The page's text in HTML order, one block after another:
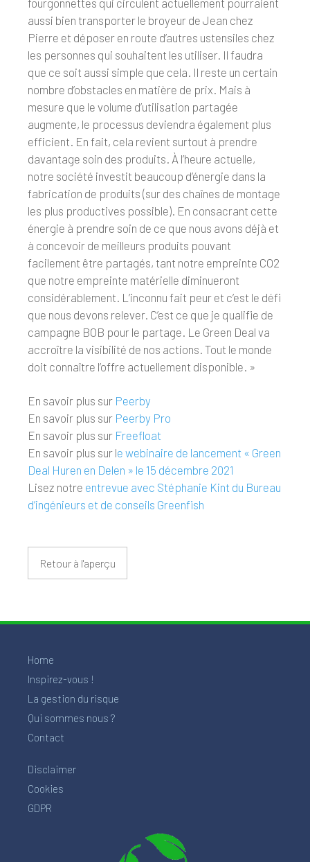
fourgonnettes qui circulent actuellement pourraient
aussi bien transporter le broyeur de Jean chez
Pierre et déposer en route d’autres ustensiles chez
les personnes qui souhaitent les utiliser. Il faudra
que ce soit aussi simple que cela. Il reste un certain
nombre d’obstacles en matière de prix. Mais à
mesure que le volume d’utilisation partagée
augmente, le processus deviendra également plus
efficient. En fait, cela revient surtout à prendre
davantage soin des produits. À l’heure actuelle,
notre société investit beaucoup d’énergie dans la
fabrication de produits (sur des chaînes de montage
les plus productives possible). En consacrant cette
énergie à prendre soin de ce que nous avons déjà et
à concevoir de meilleurs produits pouvant
facilement être partagés, tant notre empreinte CO2
que notre empreinte matérielle diminueront
considérablement. L’inconnu fait peur et c’est le défi
que nous devons relever. C’est ce que je qualifie de
campagne BOB pour le partage. Le Green Deal va
accroître la visibilité de nos actions. Tout le monde
doit connaître l’offre actuellement disponible. »
En savoir plus sur Peerby
En savoir plus sur Peerby Pro
En savoir plus sur Freefloat
En savoir plus sur le webinaire de lancement « Green
Deal Huren en Delen » le 15 décembre 2021
Lisez notre entrevue avec Stéphanie Kint du Bureau
d’ingénieurs et de conseils Greenfish
Retour à l'aperçu
Home
Inspirez-vous !
La gestion du risque
Qui sommes nous ?
Contact
Disclaimer
Cookies
GDPR